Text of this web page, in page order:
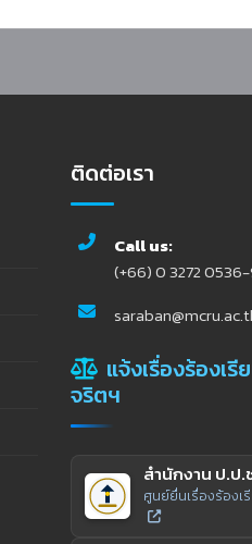
ติดต่อเรา
Call us:
(+66) 0 3272
แจ้งเรื่องร้องเรี
จริตฯ
สำนักงาน ป.ป.
ศูนย์ยื่นเรื่องร้องเ